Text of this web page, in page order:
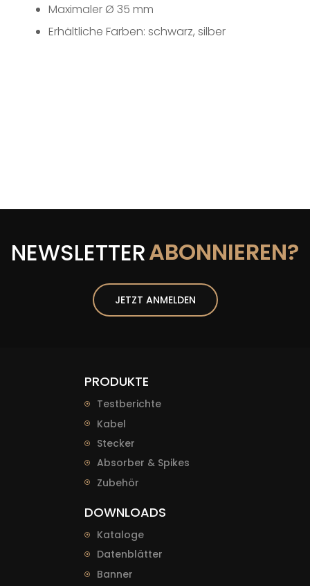
Maximaler Ø 35 mm
Erhältliche Farben: schwarz, silber
NEWSLETTERABONNIEREN?
JETZT ANMELDEN
PRODUKTE
Testberichte
Kabel
Stecker
Absorber & Spikes
Zubehör
DOWNLOADS
Kataloge
Datenblätter
Banner